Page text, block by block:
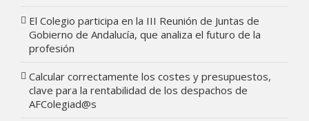
El Colegio participa en la III Reunión de Juntas de
Gobierno de Andalucía, que analiza el futuro de la
profesión
Calcular correctamente los costes y presupuestos,
clave para la rentabilidad de los despachos de
AFColegiad@s